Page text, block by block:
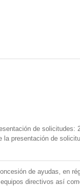
de solicitudes:
la presentación de
de ayudas, en
directivos así